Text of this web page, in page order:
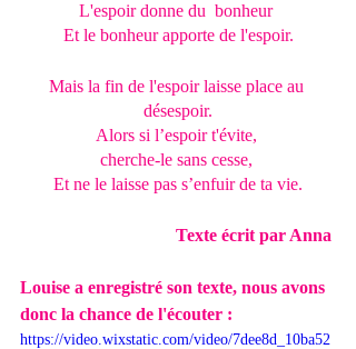
L'espoir donne du  bonheur
Et le bonheur apporte de l'espoir.
Mais la fin de l'espoir laisse place au
désespoir.
Alors si l’espoir t'évite,
cherche-le sans cesse,
Et ne le laisse pas s’enfuir de ta vie.
Texte écrit par Anna
Louise a enregistré son texte, nous avons
donc la chance de l'écouter :
https://video.wixstatic.com/video/7dee8d_10ba52